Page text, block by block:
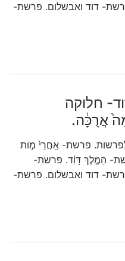
דוד ואבשלום. פרשת-
חלוקה
אֲרֻכָּ֔ה.
פרשת- אַֽחֲרֵי֙ מ֣וֹת
הַמֶּ֣לֶךְ דָּוִ֔ד. פרשת-
דוד ואבשלום. פרשת-